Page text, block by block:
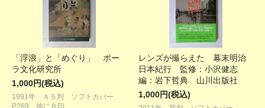
「浮浪」と「めぐり」 ポー
ラ文化研究所
1,000円(税込)
1991年 Ａ５判 ソフトカバー
レンズが撮らえた 幕末明治
日本紀行 監修：小沢健志
編：岩下哲典 山川出版社
1,000円(税込)